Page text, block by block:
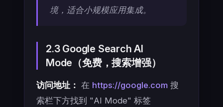
境，适合小规模应用集成。
2.3 Google Search AI
Mode（免费，搜索增强）
访问地址： 在 https://google.com 搜
索栏下方找到 "AI Mode" 标签